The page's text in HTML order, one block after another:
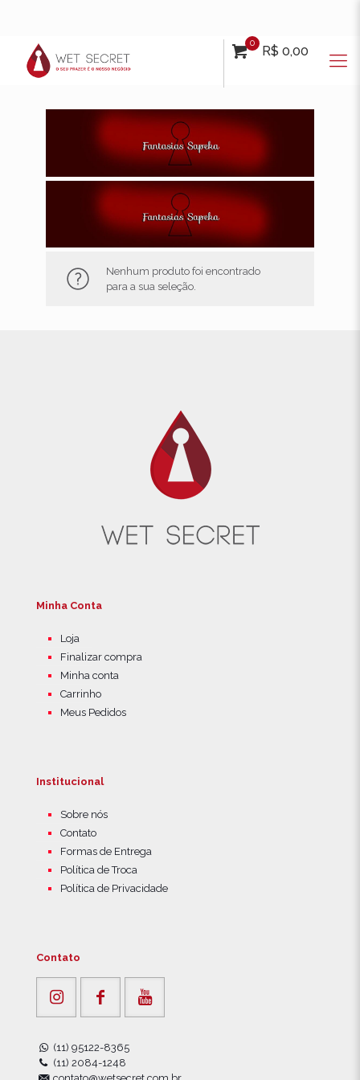
0
R$ 0,00
Nenhum produto foi encontrado
para a sua seleção.
Minha Conta
Loja
Finalizar compra
Minha conta
Carrinho
Meus Pedidos
Institucional
Sobre nós
Contato
Formas de Entrega
Política de Troca
Política de Privacidade
Contato
(11) 95122-8365
(11) 2084-1248